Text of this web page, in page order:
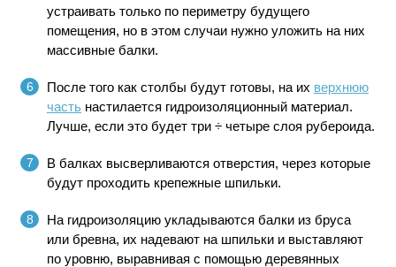
устраивать только по периметру будущего
помещения, но в этом случаи нужно уложить на них
массивные балки.
После того как столбы будут готовы, на их верхнюю
частьнастилается гидроизоляционный материал.
Лучше, если это будет три ÷ четыре слоя рубероида.
В балках высверливаются отверстия, через которые
будут проходить крепежные шпильки.
На гидроизоляцию укладываются балки из бруса
или бревна, их надевают на шпильки и выставляют
по уровню, выравнивая с помощью деревянных